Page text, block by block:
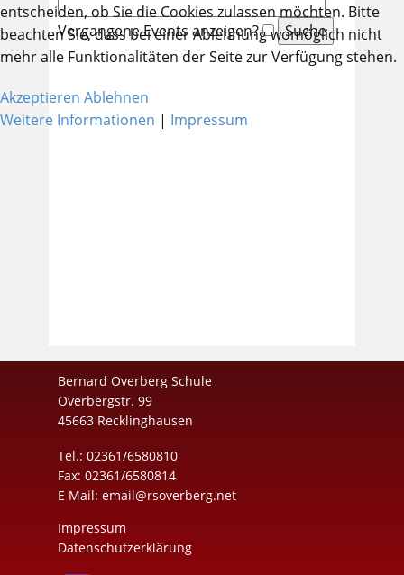
Vergangene Events anzeigen?
Bernard Overberg Schule
Overbergstr. 99
45663 Recklinghausen
Tel.: 02361/6580810
Fax: 02361/6580814
E Mail: email@rsoverberg.net
Impressum
Datenschutzerklärung
entscheiden, ob Sie die Cookies zulassen möchten. Bitte
beachten Sie, dass bei einer Ablehnung womöglich nicht
mehr alle Funktionalitäten der Seite zur Verfügung stehen.
Akzeptieren Ablehnen
Weitere Informationen | Impressum